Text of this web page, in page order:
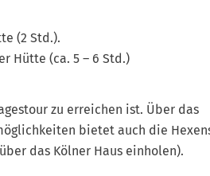
(2 Std.).
Hütte (ca. 5 – 6 Std.)
zu erreichen ist. Über das
bietet auch die
das Kölner Haus einholen).